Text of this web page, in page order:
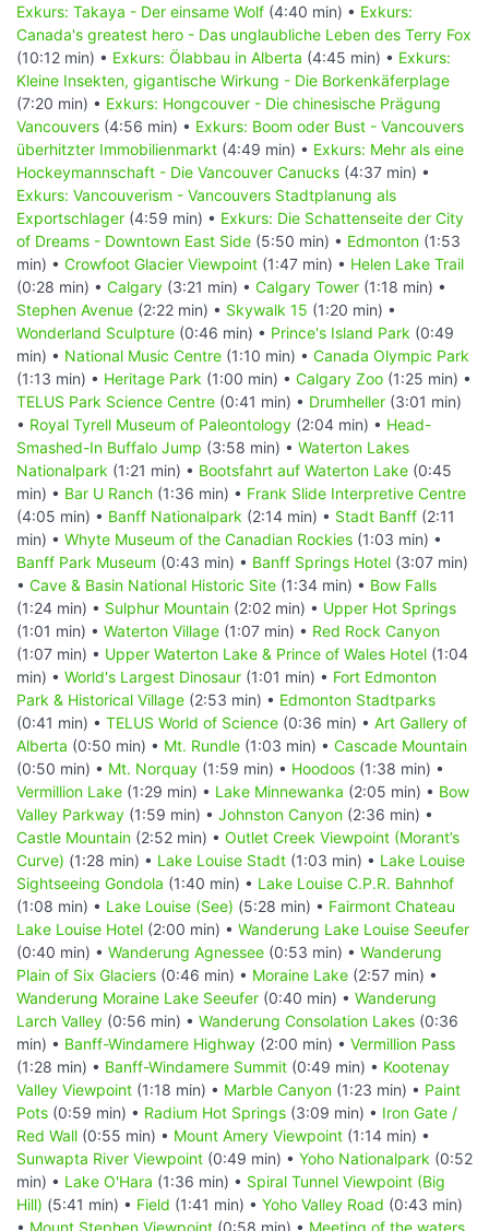
Exkurs: Takaya - Der einsame Wolf (4:40 min) • Exkurs:
Canada's greatest hero - Das unglaubliche Leben des Terry Fox
(10:12 min) • Exkurs: Ölabbau in Alberta (4:45 min) • Exkurs:
Kleine Insekten, gigantische Wirkung - Die Borkenkäferplage
(7:20 min) • Exkurs: Hongcouver - Die chinesische Prägung
Vancouvers (4:56 min) • Exkurs: Boom oder Bust - Vancouvers
überhitzter Immobilienmarkt (4:49 min) • Exkurs: Mehr als eine
Hockeymannschaft - Die Vancouver Canucks (4:37 min) •
Exkurs: Vancouverism - Vancouvers Stadtplanung als
Exportschlager (4:59 min) • Exkurs: Die Schattenseite der City
of Dreams - Downtown East Side (5:50 min) • Edmonton (1:53
min) • Crowfoot Glacier Viewpoint (1:47 min) • Helen Lake Trail
(0:28 min) • Calgary (3:21 min) • Calgary Tower (1:18 min) •
Stephen Avenue (2:22 min) • Skywalk 15 (1:20 min) •
Wonderland Sculpture (0:46 min) • Prince's Island Park (0:49
min) • National Music Centre (1:10 min) • Canada Olympic Park
(1:13 min) • Heritage Park (1:00 min) • Calgary Zoo (1:25 min) •
TELUS Park Science Centre (0:41 min) • Drumheller (3:01 min)
• Royal Tyrell Museum of Paleontology (2:04 min) • Head-
Smashed-In Buffalo Jump (3:58 min) • Waterton Lakes
Nationalpark (1:21 min) • Bootsfahrt auf Waterton Lake (0:45
min) • Bar U Ranch (1:36 min) • Frank Slide Interpretive Centre
(4:05 min) • Banff Nationalpark (2:14 min) • Stadt Banff (2:11
min) • Whyte Museum of the Canadian Rockies (1:03 min) •
Banff Park Museum (0:43 min) • Banff Springs Hotel (3:07 min)
• Cave & Basin National Historic Site (1:34 min) • Bow Falls
(1:24 min) • Sulphur Mountain (2:02 min) • Upper Hot Springs
(1:01 min) • Waterton Village (1:07 min) • Red Rock Canyon
(1:07 min) • Upper Waterton Lake & Prince of Wales Hotel (1:04
min) • World's Largest Dinosaur (1:01 min) • Fort Edmonton
Park & Historical Village (2:53 min) • Edmonton Stadtparks
(0:41 min) • TELUS World of Science (0:36 min) • Art Gallery of
Alberta (0:50 min) • Mt. Rundle (1:03 min) • Cascade Mountain
(0:50 min) • Mt. Norquay (1:59 min) • Hoodoos (1:38 min) •
Vermillion Lake (1:29 min) • Lake Minnewanka (2:05 min) • Bow
Valley Parkway (1:59 min) • Johnston Canyon (2:36 min) •
Castle Mountain (2:52 min) • Outlet Creek Viewpoint (Morant’s
Curve) (1:28 min) • Lake Louise Stadt (1:03 min) • Lake Louise
Sightseeing Gondola (1:40 min) • Lake Louise C.P.R. Bahnhof
(1:08 min) • Lake Louise (See) (5:28 min) • Fairmont Chateau
Lake Louise Hotel (2:00 min) • Wanderung Lake Louise Seeufer
(0:40 min) • Wanderung Agnessee (0:53 min) • Wanderung
Plain of Six Glaciers (0:46 min) • Moraine Lake (2:57 min) •
Wanderung Moraine Lake Seeufer (0:40 min) • Wanderung
Larch Valley (0:56 min) • Wanderung Consolation Lakes (0:36
min) • Banff-Windamere Highway (2:00 min) • Vermillion Pass
(1:28 min) • Banff-Windamere Summit (0:49 min) • Kootenay
Valley Viewpoint (1:18 min) • Marble Canyon (1:23 min) • Paint
Pots (0:59 min) • Radium Hot Springs (3:09 min) • Iron Gate /
Red Wall (0:55 min) • Mount Amery Viewpoint (1:14 min) •
Sunwapta River Viewpoint (0:49 min) • Yoho Nationalpark (0:52
min) • Lake O'Hara (1:36 min) • Spiral Tunnel Viewpoint (Big
Hill) (5:41 min) • Field (1:41 min) • Yoho Valley Road (0:43 min)